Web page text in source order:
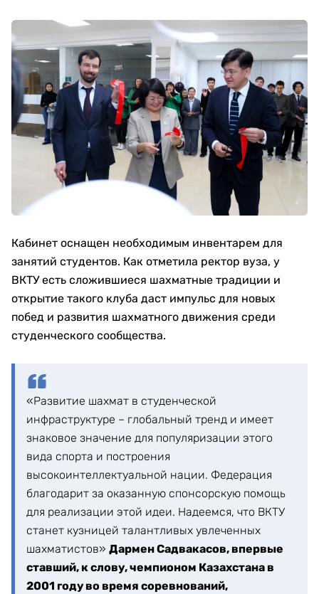
Кабинет оснащен необходимым инвентарем для
занятий студентов. Как отметила ректор вуза, у
ВКТУ есть сложившиеся шахматные традиции и
открытие такого клуба даст импульс для новых
побед и развития шахматного движения среди
студенческого сообщества.
«Развитие шахмат в студенческой
инфраструктуре – глобальный тренд и имеет
знаковое значение для популяризации этого
вида спорта и построения
высокоинтеллектуальной нации. Федерация
благодарит за оказанную спонсорскую помощь
для реализации этой идеи. Надеемся, что ВКТУ
станет кузницей талантливых увлеченных
шахматистов» Дармен Садвакасов, впервые
ставший, к слову, чемпионом Казахстана в
2001 году во время соревнований,